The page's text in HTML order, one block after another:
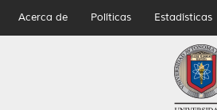
Acerca de Políticas Estadísticas